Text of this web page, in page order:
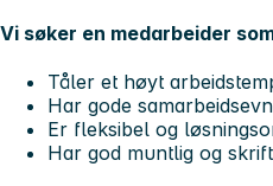
Vi søker en medarbeider
Tåler et høyt
Har gode
Er fleksibel og
Har god muntlig og